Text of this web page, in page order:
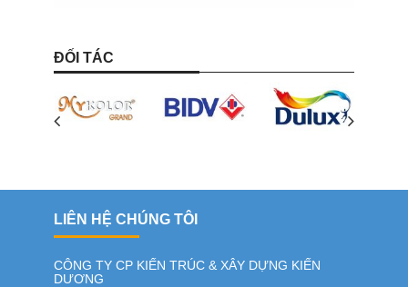
ĐỐI TÁC
LIÊN HỆ CHÚNG TÔI
CÔNG TY CP KIẾN TRÚC & XÂY DỰNG KIẾN
DƯƠNG